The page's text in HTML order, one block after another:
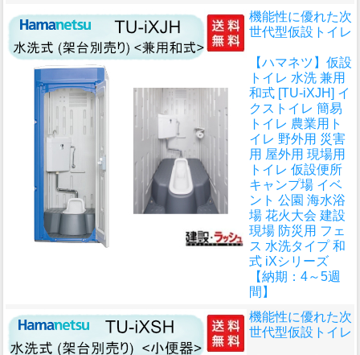
機能性に優れた次
世代型仮設トイレ
【ハマネツ】仮設
トイレ 水洗 兼用
和式 [TU-iXJH] イ
クストイレ 簡易
トイレ 農業用ト
イレ 野外用 災害
用 屋外用 現場用
トイレ 仮設便所
キャンプ場 イベ
ント 公園 海水浴
場 花火大会 建設
現場 防災用 フェ
ス 水洗タイプ 和
式 iXシリーズ
【納期：4～5週
間】
機能性に優れた次
世代型仮設トイレ